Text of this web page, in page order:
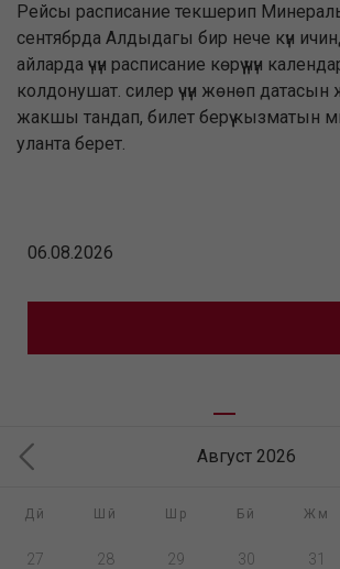
Рейсы расписание текшерип
сентябрда Алдыдагы бир нече күн
айларда үчүн расписание көрүү үчүн
колдонушат. силер үчүн жөнөп
жакшы тандап, билет берүү кызматын
уланта берет.
Август 2026
Дй Шй Шр Бй Жм
27 28 29 30 31